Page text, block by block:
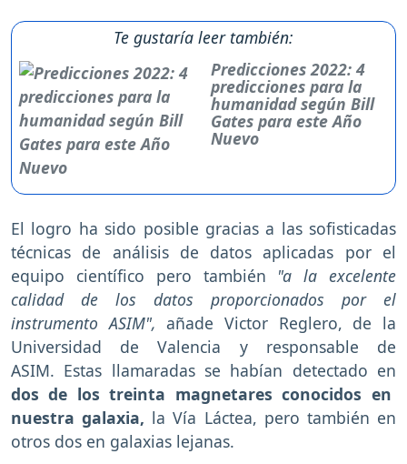
Te gustaría leer también:
Predicciones 2022: 4
predicciones para la
humanidad según Bill
Gates para este Año
Nuevo
El logro ha sido posible gracias a las sofisticadas
técnicas de análisis de datos aplicadas por el
equipo científico pero también "a la excelente
calidad de los datos proporcionados por el
instrumento ASIM", añade Victor Reglero, de la
Universidad de Valencia y responsable de
ASIM. Estas llamaradas se habían detectado en
dos de los treinta magnetares conocidos en
nuestra galaxia, la Vía Láctea, pero también en
otros dos en galaxias lejanas.